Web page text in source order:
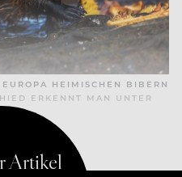
HEIMISCHEN BIBERN
ERKENNT MAN UNTER